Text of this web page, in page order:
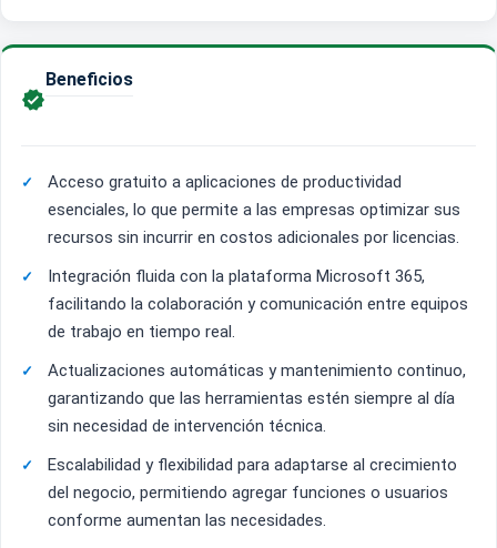

Beneficios
Acceso gratuito a aplicaciones de productividad
esenciales, lo que permite a las empresas optimizar sus
recursos sin incurrir en costos adicionales por licencias.
Integración fluida con la plataforma Microsoft 365,
facilitando la colaboración y comunicación entre equipos
de trabajo en tiempo real.
Actualizaciones automáticas y mantenimiento continuo,
garantizando que las herramientas estén siempre al día
sin necesidad de intervención técnica.
Escalabilidad y flexibilidad para adaptarse al crecimiento
del negocio, permitiendo agregar funciones o usuarios
conforme aumentan las necesidades.